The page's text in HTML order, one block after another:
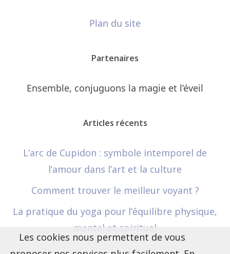
Plan du site
Partenaires
Ensemble, conjuguons la magie et l’éveil
Articles récents
L’arc de Cupidon : symbole intemporel de
l’amour dans l’art et la culture
Comment trouver le meilleur voyant ?
La pratique du yoga pour l’équilibre physique,
mental et spirituel
Les cookies nous permettent de vous